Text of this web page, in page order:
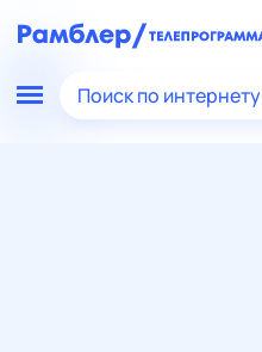
Поиск по интернету